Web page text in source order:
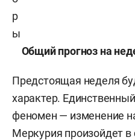
р
ы
Общий прогноз на
Предстоящая неделя
характер.
феномен — изменение
Меркурия произойдет в